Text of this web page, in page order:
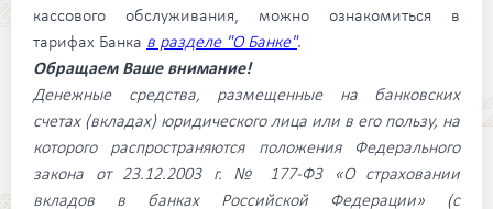
кассового обслуживания, можно ознакомиться в
тарифах Банка в разделе "О Банке".
Обращаем Ваше внимание!
Денежные средства, размещенные на банковских
счетах (вкладах) юридического лица или в его пользу, на
которого распространяются положения Федерального
закона от 23.12.2003 г. № 177-ФЗ «О страховании
вкладов в банках Российской Федерации» (с